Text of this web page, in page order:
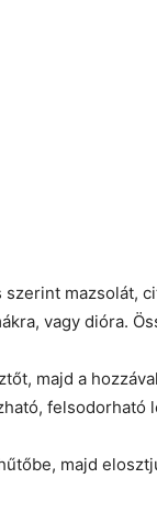
mazsolát,
vagy dióra.
majd a
felsodorható
majd